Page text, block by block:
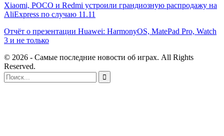
Xiaomi, POCO и Redmi устроили грандиозную распродажу на
AliExpress по случаю 11.11
Отчёт о презентации Huawei: HarmonyOS, MatePad Pro, Watch
3 и не только
© 2026 - Самые последние новости об играх. All Rights
Reserved.